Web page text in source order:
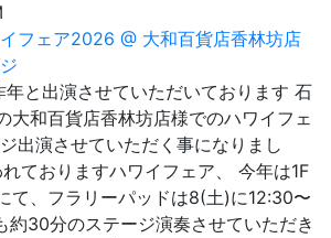
と出演させていただいております 石
大和百貨店香林坊店様でのハワイフェ
出演させていただく事になりまし
ておりますハワイフェア、 今年は1F
て、フラリーパッドは8(土)に12:30〜
約30分のステージ演奏させていただき